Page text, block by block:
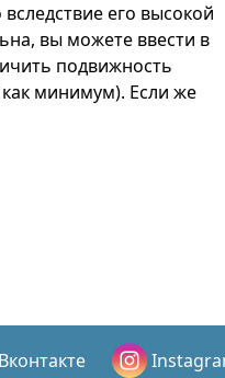
его высокой
вы можете ввести в
подвижность
минимум). Если же
Вконтакте